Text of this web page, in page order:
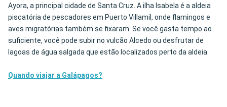
Ayora, a principal cidade de Santa Cruz. A ilha Isabela é a aldeia
piscatória de pescadores em Puerto Villamil, onde flamingos e
aves migratórias também se fixaram. Se você gasta tempo ao
suficiente, você pode subir no vulcão Alcedo ou desfrutar de
lagoas de água salgada que estão localizados perto da aldeia.
Quando viajar a Galápagos?